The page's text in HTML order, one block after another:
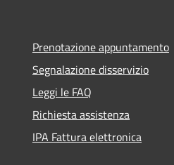
Prenotazione appuntamento
Segnalazione disservizio
Leggi le FAQ
Richiesta assistenza
IPA Fattura elettronica